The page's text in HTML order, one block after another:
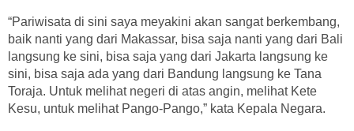
“Pariwisata di sini saya meyakini akan sangat berkembang,
baik nanti yang dari Makassar, bisa saja nanti yang dari Bali
langsung ke sini, bisa saja yang dari Jakarta langsung ke
sini, bisa saja ada yang dari Bandung langsung ke Tana
Toraja. Untuk melihat negeri di atas angin, melihat Kete
Kesu, untuk melihat Pango-Pango,” kata Kepala Negara.